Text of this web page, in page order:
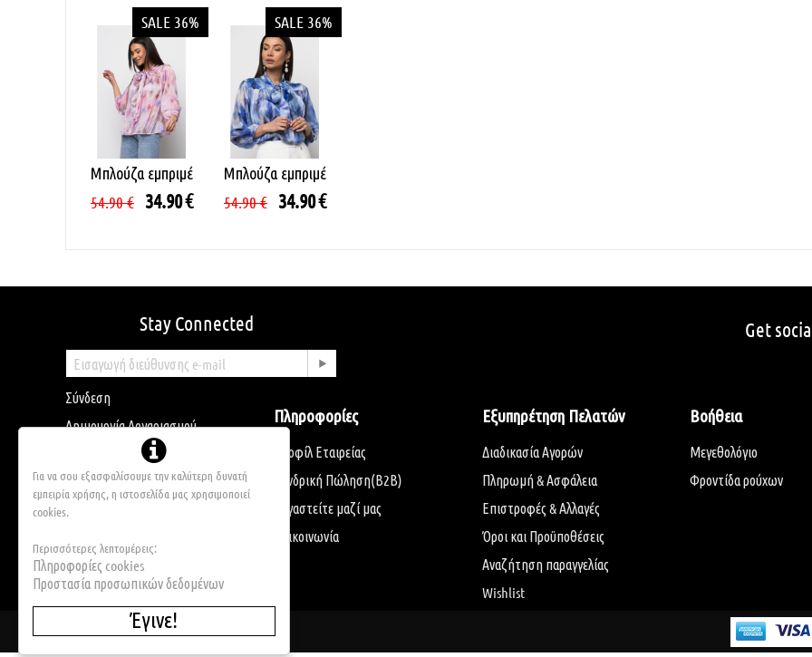
SALE 36%
Μπλούζα εμπριμέ
54.90€ 34.90€
SALE 36%
Μπλούζα εμπριμέ
54.90€ 34.90€
Stay Connected Get
Σύνδεση
Δημιουργία Λογαριασμού
Πληροφορίες
Προφίλ Εταιρείας
Χονδρική Πώληση(Β2Β)
Εργαστείτε μαζί μας
Επικοινωνία
Εξυπηρέτηση Πελατών
Διαδικασία Αγορών
Πληρωμή & Ασφάλεια
Επιστροφές & Αλλαγές
Όροι και Προϋποθέσεις
Αναζήτηση παραγγελίας
Wishlist
Βοήθεια
Μεγεθολόγιο
Φροντίδα ρούχων
Για να σου εξασφαλίσουμε την καλύτερη δυνατή
εμπειρία χρήσης, η ιστοσελίδα μας χρησιμοποιεί
cookies.
Περισσότερες λεπτομέρεις:
Πληροφορίες cookies
Προστασία προσωπικών δεδομένων
Έγινε!